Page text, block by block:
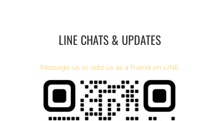
LINE CHATS & UPDATES
Message us or add us as a friend on LINE